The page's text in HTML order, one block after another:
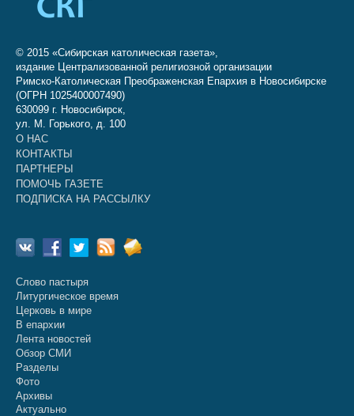
© 2015 «Сибирская католическая газета»,
издание Централизованной религиозной организации
Римско-Католическая Преображенская Епархия в Новосибирске
(ОГРН 1025400007490)
630099 г. Новосибирск,
ул. М. Горького, д. 100
О НАС
КОНТАКТЫ
ПАРТНЕРЫ
ПОМОЧЬ ГАЗЕТЕ
ПОДПИСКА НА РАССЫЛКУ
Слово пастыря
Литургическое время
Церковь в мире
В епархии
Лента новостей
Обзор СМИ
Разделы
Фото
Архивы
Актуально